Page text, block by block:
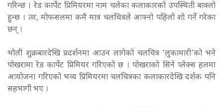
गरिन्छ । रेड कार्पेट प्रिमियरमा नाम चलेका कलाकारको उपस्थिती बाक्लो
हुन्छ । तर, मोफसलमा कमै मात्र चलचित्रले आफ्नो पहिलो शो गर्ने गरेका
छन् ।
भोली शुक्रबारदेखि प्रदर्शनमा आउन लागेको चलचित्र ‘लुकामारी’को भने
पोखरामा रेड कार्पेट प्रिमियर गरिएको छ । पोखराको सिने प्लेक्स हलमा
आयोजना गरिएको भव्य प्रिमियरमा चलचित्रका कलाकारदेखि दर्शक पनि
सहभागी भए ।